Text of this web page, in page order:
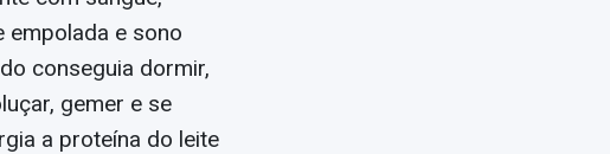
empolada e sono
conseguia dormir,
gemer e se
a proteína do leite